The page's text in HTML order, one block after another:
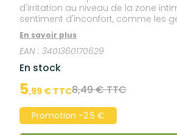
d'irritation au niveau de la zone
sentiment d'inconfort, comme les
savons non adaptés à la zone
vêtements serrés ou synthétiques,... Hydralin Gyn
Crème-Gel Apaisante 15 g aide à
la zone intime sensible ou irritée. Sa formule contient :
- l'extrait naturel d'avoine reconnu
propriétés apaisantes, - le
reconnu pour ses propriétés
frescolat x-cool qui apporte un effet
immédiat. Hypoallergénique, testé sous contrôle
gynécologique. Sans paraben,
En savoir plus
EAN :3401360170629
En stock
5,99 € TTC8,49 € TTC
Promotion -2.5 €